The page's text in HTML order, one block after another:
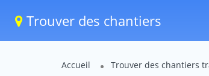
Trouver des chantiers
Accueil Trouver des chantiers